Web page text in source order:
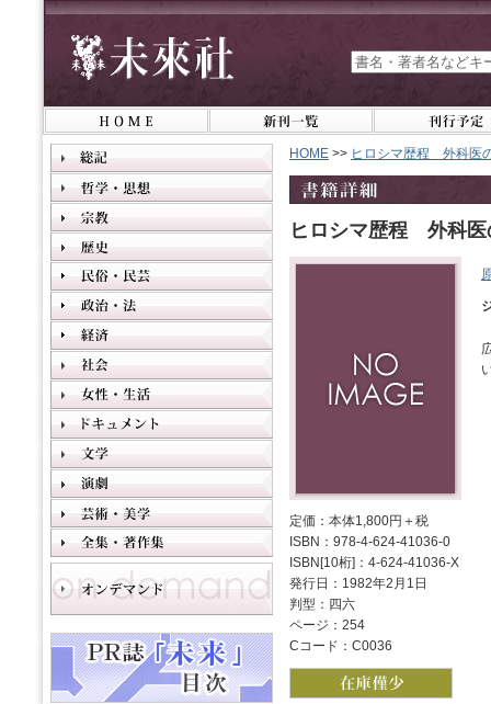
HOME >> ヒロシマ歴程 外科医
ヒロシマ歴程 外科医
定価：本体1,800円＋税
ISBN：978-4-624-41036-0
ISBN[10桁]：4-624-41036-X
発行日：1982年2月1日
判型：四六
ページ：254
Cコード：C0036